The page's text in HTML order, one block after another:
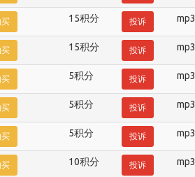
买 15积分 投诉 mp3
买 15积分 投诉 mp3
买 5积分 投诉 mp3
买 5积分 投诉 mp3
买 5积分 投诉 mp3
买 10积分 投诉 mp3